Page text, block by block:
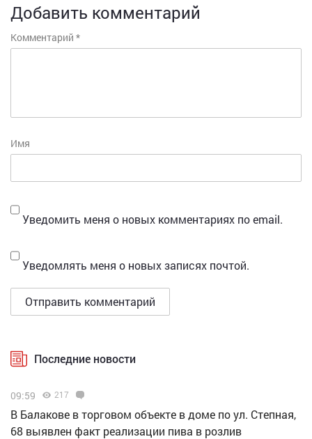
Добавить комментарий
Комментарий *
Имя
Уведомить меня о новых комментариях по email.
Уведомлять меня о новых записях почтой.
Последние новости
09:59 217
В Балакове в торговом объекте в доме по ул. Степная,
68 выявлен факт реализации пива в розлив